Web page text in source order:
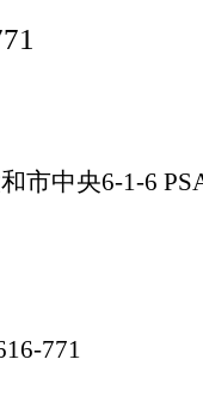
市中央6-1-6
771